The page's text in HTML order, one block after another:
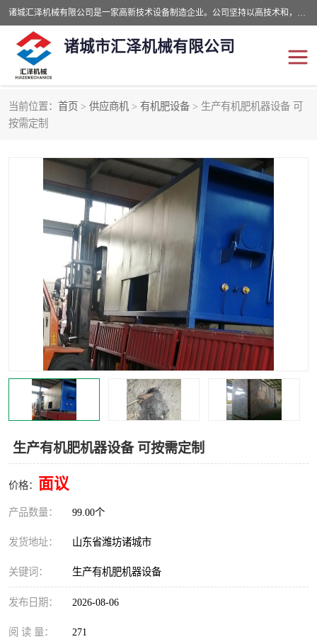
诸城汇泽机械有限公司是一家高新技术设备制造企业。公司坚持以高技术和，高服务于用户，以的环保机械制造设备赢的用户的信赖。现在主要生产死亡畜禽无害化处理和立式和卧式有机肥设备，搅拌机，烘干机，高温发酵机等。污水处理设备，固液分离机。气浮机，化制机等。公司秉承品质，用户至上，科技创新的经营理。
诸城市汇泽机械有限公司
当前位置： 首页 > 供应商机 > 有机肥设备 > 生产有机肥机器设备 可
按需定制
生产有机肥机器设备 可按需定制
价格： 面议
产品数量： 99.00个
发货地址： 山东省潍坊诸城市
关键词： 生产有机肥机器设备
发布日期： 2026-08-06
阅 读 量： 271
发酵设备
鸡粪发酵机 有机肥设备
纳米膜好氧发酵堆肥机 粪污烘干酶体机
膜式堆肥机 纳米膜发酵
膜式发酵仓 分子膜堆肥仓
分子膜发酵堆肥设备